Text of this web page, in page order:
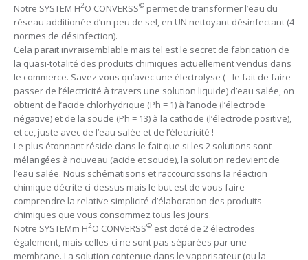
Notre SYSTEM H2O CONVERSS©permet de transformer l’eau du
réseau additionée d’un peu de sel, en UN nettoyant désinfectant (4
normes de désinfection).
Cela parait invraisemblable mais tel est le secret de fabrication de
la quasi-totalité des produits chimiques actuellement vendus dans
le commerce. Savez vous qu’avec une électrolyse (= le fait de faire
passer de l’électricité à travers une solution liquide) d’eau salée, on
obtient de l’acide chlorhydrique (Ph = 1) à l’anode (l’électrode
négative) et de la soude (Ph = 13) à la cathode (l’électrode positive),
et ce, juste avec de l’eau salée et de l’électricité !
Le plus étonnant réside dans le fait que si les 2 solutions sont
mélangées à nouveau (acide et soude), la solution redevient de
l’eau salée. Nous schématisons et raccourcissons la réaction
chimique décrite ci-dessus mais le but est de vous faire
comprendre la relative simplicité d’élaboration des produits
chimiques que vous consommez tous les jours.
Notre SYSTEMm H2O CONVERSS©est doté de 2 électrodes
également, mais celles-ci ne sont pas séparées par une
membrane. La solution contenue dans le vaporisateur (ou la